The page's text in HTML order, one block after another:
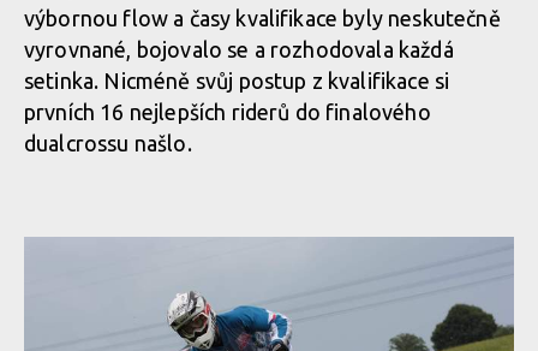
výbornou flow a časy kvalifikace byly neskutečně
vyrovnané, bojovalo se a rozhodovala každá
setinka. Nicméně svůj postup z kvalifikace si
prvních 16 nejlepších riderů do finalového
dualcrossu našlo.